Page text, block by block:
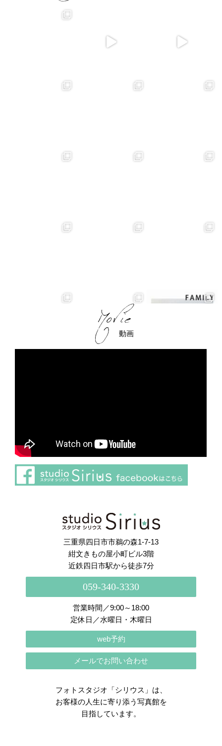
Instagram でフォロー
動画
三重県四日市市鵜の森1-7-13
紺文きもの屋小町ビル3階
近鉄四日市駅から徒歩7分
059-340-3330
営業時間／9:00～18:00
定休日／水曜日・木曜日
web予約
メールでお問い合わせ
フォトスタジオ「シリウス」は、
お客様の人生に寄り添う写真館を
目指しています。